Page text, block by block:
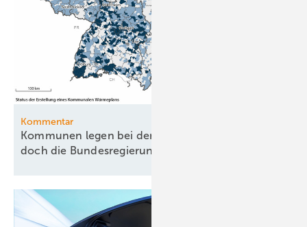
Kommentar
Kommunen legen bei der Wärmeplanung vor –
doch die Bundesregierung